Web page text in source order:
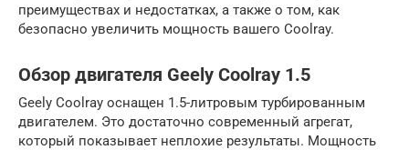
преимуществах и недостатках, а также о том, как
безопасно увеличить мощность вашего Coolray.
Обзор двигателя Geely Coolray 1.5
Geely Coolray оснащен 1.5-литровым турбированным
двигателем. Это достаточно современный агрегат,
который показывает неплохие результаты. Мощность